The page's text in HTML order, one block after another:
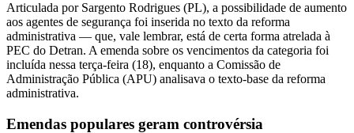
Articulada por Sargento Rodrigues (PL), a possibilidade de aumento
aos agentes de segurança foi inserida no texto da reforma
administrativa — que, vale lembrar, está de certa forma atrelada à
PEC do Detran. A emenda sobre os vencimentos da categoria foi
incluída nessa terça-feira (18), enquanto a Comissão de
Administração Pública (APU) analisava o texto-base da reforma
administrativa.
Emendas populares geram controvérsia